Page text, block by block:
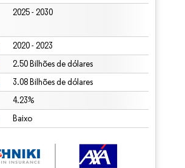
2025 - 2030
2020 - 2023
2.50 Bilhões de dólares
3.08 Bilhões de dólares
4.23%
Baixo